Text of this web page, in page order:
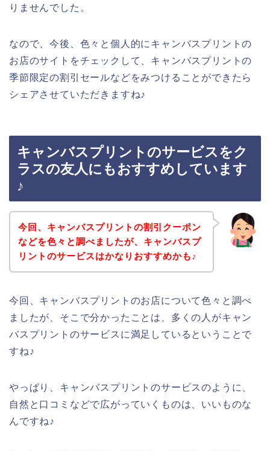
りませんでした。
なので、今後、色々と個人的にキャンバスプリントの
お店のサイトをチェックして、キャンバスプリントの
季節限定の割引セールなどをみつけることができたら
シェアさせていただきますね♪
キャンバスプリントのサービスをク
ラスの友人にもおすすめしています
♪
今回、キャンバスプリントの割引クーポン
などを色々と調べましたが、キャンバスプ
リントのサービスはかなりおすすめかも♪
今回、キャンバスプリントのお店について色々と調べ
ましたが、そこで分かったことは、多くの人がキャン
バスプリントのサービスに満足しているということで
すね♪
やっぱり、キャンバスプリントのサービスのように、
自然と口コミなどで広がっていくものは、いいものな
んですね♪